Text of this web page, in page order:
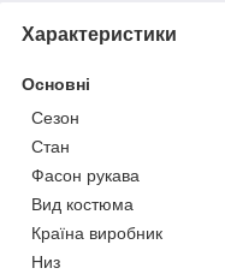
Характеристики
Основні
Сезон
Стан
Фасон рукава
Вид костюма
Країна виробник
Низ